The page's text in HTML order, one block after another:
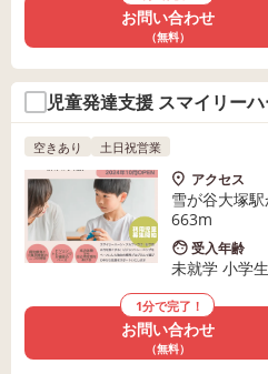
お問い合わせ
（無料）
児童発達支援 スマイリー
空きあり 土日祝営業
アクセス
雪が谷大塚
663m
受入年齢
未就学 小学
1分で完了！
お問い合わせ
（無料）